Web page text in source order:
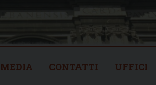
MEDIA CONTATTI UFFICI